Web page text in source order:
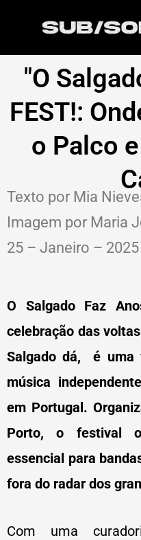
"O
FEST!:
o Palco
Texto por Mia
Imagem por Maria
25 – Janeiro – 2025
O Salgado Faz
celebração das
Salgado dá, é uma
música
em Portugal.
Porto, o festival
essencial para
fora do radar dos
Com uma